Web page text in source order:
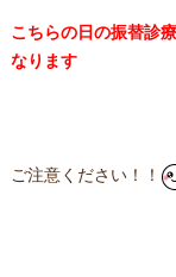
こちらの日の振替診
なります
ご注意ください！！